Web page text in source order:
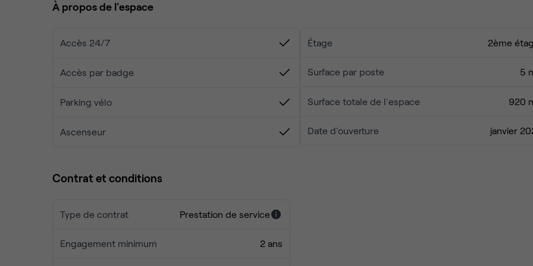
À propos de l'espace
Accès 24/7
Accès par badge
Parking vélo
Ascenseur
Étage 2ème
Surface par poste 5
Surface totale de l'espace 920
Date d'ouverture janvier
Contrat et conditions
Type de contrat Prestation de service
Engagement minimum 2 ans